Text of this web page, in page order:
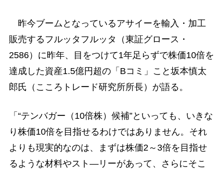
昨今ブームとなっているアサイーを輸入・加工
販売するフルッタフルッタ（東証グロース・
2586）に昨年、目をつけて1年足らずで株価10倍を
達成した資産1.5億円超の「Bコミ」こと坂本慎太
郎氏（こころトレード研究所所長）が語る。
「“テンバガー（10倍株）候補”といっても、いきな
り株価10倍を目指せるわけではありません。それ
よりも現実的なのは、まずは株価2～3倍を目指せ
るような材料やスト―リーがあって、さらにそこ